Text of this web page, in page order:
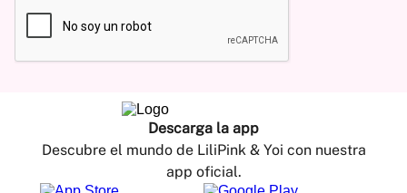
Descarga la app
Descubre el mundo de LiliPink & Yoi con nuestra
app oficial.